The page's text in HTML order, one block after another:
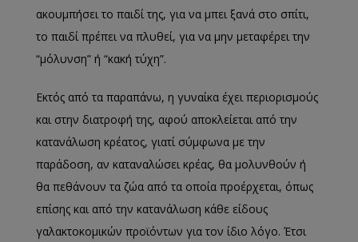
ακουμπήσει το παιδί της, για να μπει ξανά στο σπίτι,
το παιδί πρέπει να πλυθεί, για να μην μεταφέρει την
“μόλυνση” ή “κακή τύχη”.
Εκτός από τα παραπάνω, η γυναίκα έχει περιορισμούς
και στην διατροφή της, αφού αποκλείεται από την
κατανάλωση κρέατος, γιατί σύμφωνα με την
παράδοση, αν καταναλώσει κρέας, θα μολυνθούν ή
θα πεθάνουν τα ζώα από τα οποία προέρχεται, όπως
επίσης και από την κατανάλωση κάθε είδους
γαλακτοκομικών προϊόντων για τον ίδιο λόγο. Έτσι